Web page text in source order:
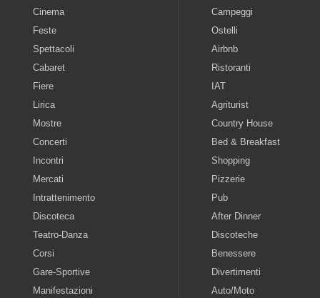
Cinema
Feste
Spettacoli
Cabaret
Fiere
Lirica
Mostre
Concerti
Incontri
Mercati
Intrattenimento
Discoteca
Teatro-Danza
Corsi
Gare-Sportive
Manifestazioni
Campeggi
Ostelli
Airbnb
Ristoranti
IAT
Agriturist
Country House
Bed & Breakfast
Shopping
Pizzerie
Pub
After Dinner
Discoteche
Benessere
Divertimenti
Auto/Moto